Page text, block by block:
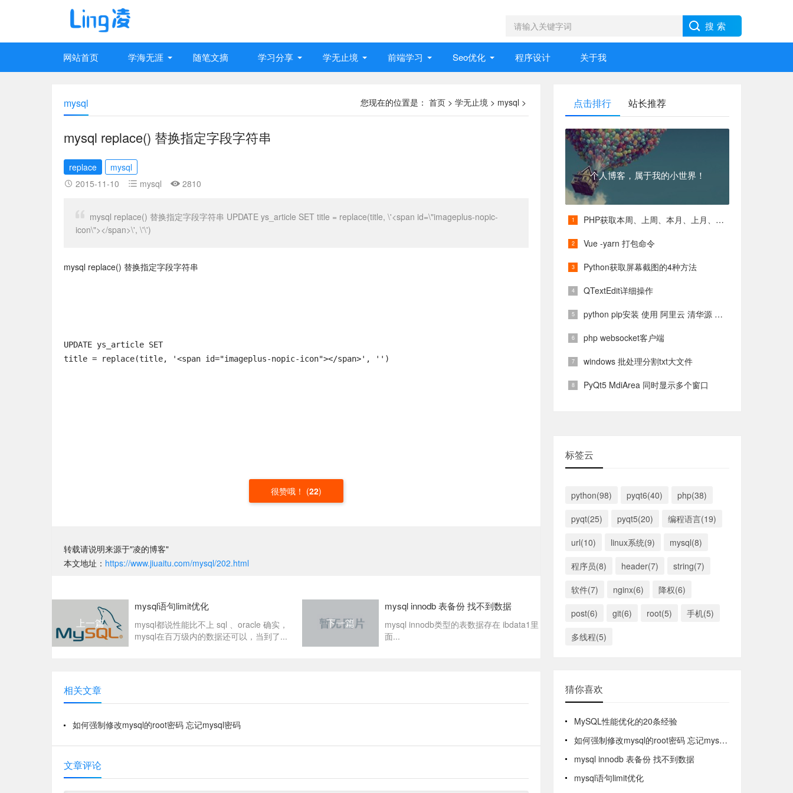
网站首页 学海无涯 随笔文摘 学习分享 学无止境 前端学习 Seo优化 程序设计 关于我
您现在的位置是： 首页 > 学无止境 > mysql >
mysql
mysql replace() 替换指定字段字符串
replace
mysql
2015-11-10
mysql 2810
mysql replace() 替换指定字段字符串 UPDATE ys_article SET title = replace(title, \'<span id=\"imageplus-nopic-
icon\"></span>\', \'\')
mysql replace() 替换指定字段字符串
UPDATE ys_article SET
很赞哦！ (22)
转载请说明来源于"凌的博客"
本文地址： https://www.jiuaitu.com/mysql/202.html
上一篇
mysql语句limit优化
mysql都说性能比不上 sql 、oracle 确实，
mysql在百万级内的数据还可以，当到了...
下一篇
mysql innodb 表备份 找不到数据
mysql innodb类型的表数据存在 ibdata1里
面...
相关文章
如何强制修改mysql的root密码 忘记mysql密码
文章评论
点击排行 站长推荐
个人博客，属于我的小世界！
PHP获取本周、上周、本月、上月、本季度、上季度等各类具体时间
Vue -yarn 打包命令
Python获取屏幕截图的4种方法
QTextEdit详细操作
python pip安装 使用 阿里云 清华源 镜像源
php websocket客户端
windows 批处理分割txt大文件
PyQt5 MdiArea 同时显示多个窗口
标签云
python(98) pyqt6(40)
php(38)
pyqt(25)
pyqt5(20)
编程语言(19)
url(10)
linux系统(9)
mysql(8)
程序员(8)
header(7)
string(7)
软件(7)
nginx(6)
降权(6)
post(6)
git(6) root(5)
手机(5)
多线程(5)
猜你喜欢
MySQL性能优化的20条经验
如何强制修改mysql的root密码 忘记mysql密码
mysql innodb 表备份 找不到数据
mysql语句limit优化